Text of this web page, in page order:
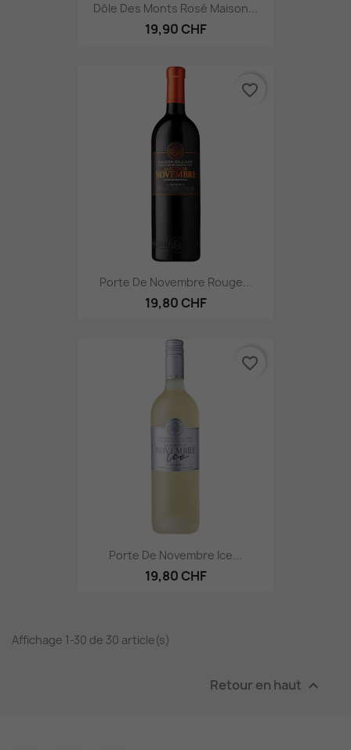
Dôle Des Monts Rosé Maison...
19,90 CHF
Porte De Novembre Rouge...
19,80 CHF
favorite_border
Porte De Novembre Ice...
19,80 CHF
favorite_border
Affichage 1-30 de 30 article(s)
Retour en haut 